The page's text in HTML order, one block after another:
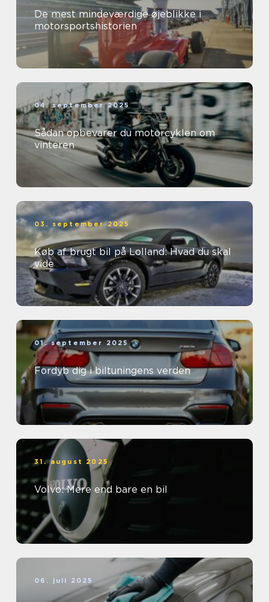
De mest mindeværdige øjeblikke i
motorsportshistorien
04. september 2025
Sådan opbevarer du motorcyklen om
vinteren
03. september 2025
Køb af brugt bil på Lolland: Hvad du skal
vide
01. september 2025
Fordyb dig i biltuningens verden
31. august 2025
Volvo: Mere end bare en bil
06. juli 2025